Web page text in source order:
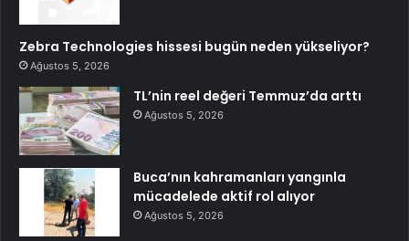
Zebra Technologies hissesi bugün neden yükseliyor?
Ağustos 5, 2026
TL’nin reel değeri Temmuz’da arttı
Ağustos 5, 2026
Buca’nın kahramanları yangınla
mücadelede aktif rol alıyor
Ağustos 5, 2026